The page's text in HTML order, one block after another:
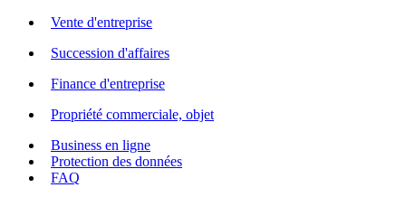
Vente d'entreprise
Succession d'affaires
Finance d'entreprise
Propriété commerciale, objet
Business en ligne
Protection des données
FAQ